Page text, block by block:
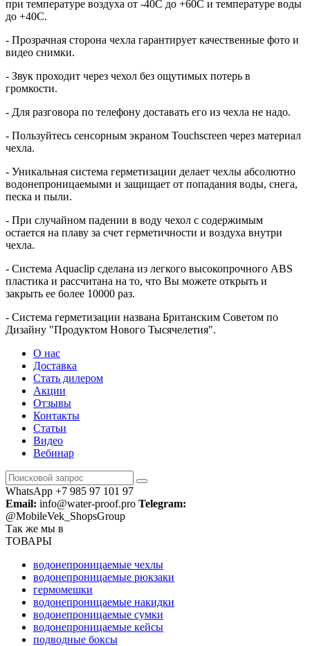
при температуре воздуха от -40C до +60C и температуре воды
до +40C.
- Прозрачная сторона чехла гарантирует качественные фото и
видео снимки.
- Звук проходит через чехол без ощутимых потерь в
громкости.
- Для разговора по телефону доставать его из чехла не надо.
- Пользуйтесь сенсорным экраном Touchscreen через материал
чехла.
- Уникальная система герметизации делает чехлы абсолютно
водонепроницаемыми и защищает от попадания воды, снега,
песка и пыли.
- При случайном падении в воду чехол с содержимым
остается на плаву за счет герметичности и воздуха внутри
чехла.
- Система Aquaclip сделана из легкого высокопрочного ABS
пластика и рассчитана на то, что Вы можете открыть и
закрыть ее более 10000 раз.
- Система герметизации названа Британским Советом по
Дизайну "Продуктом Нового Тысячелетия".
О нас
Доставка
Стать дилером
Акции
Отзывы
Контакты
Статьи
Видео
Вебинар
WhatsApp +7 985 97 101 97
Email: info@water-proof.pro Telegram:
@MobileVek_ShopsGroup
Так же мы в
ТОВАРЫ
водонепроницаемые чехлы
водонепроницаемые рюкзаки
гермомешки
водонепроницаемые накидки
водонепроницаемые сумки
водонепроницаемые кейсы
подводные боксы